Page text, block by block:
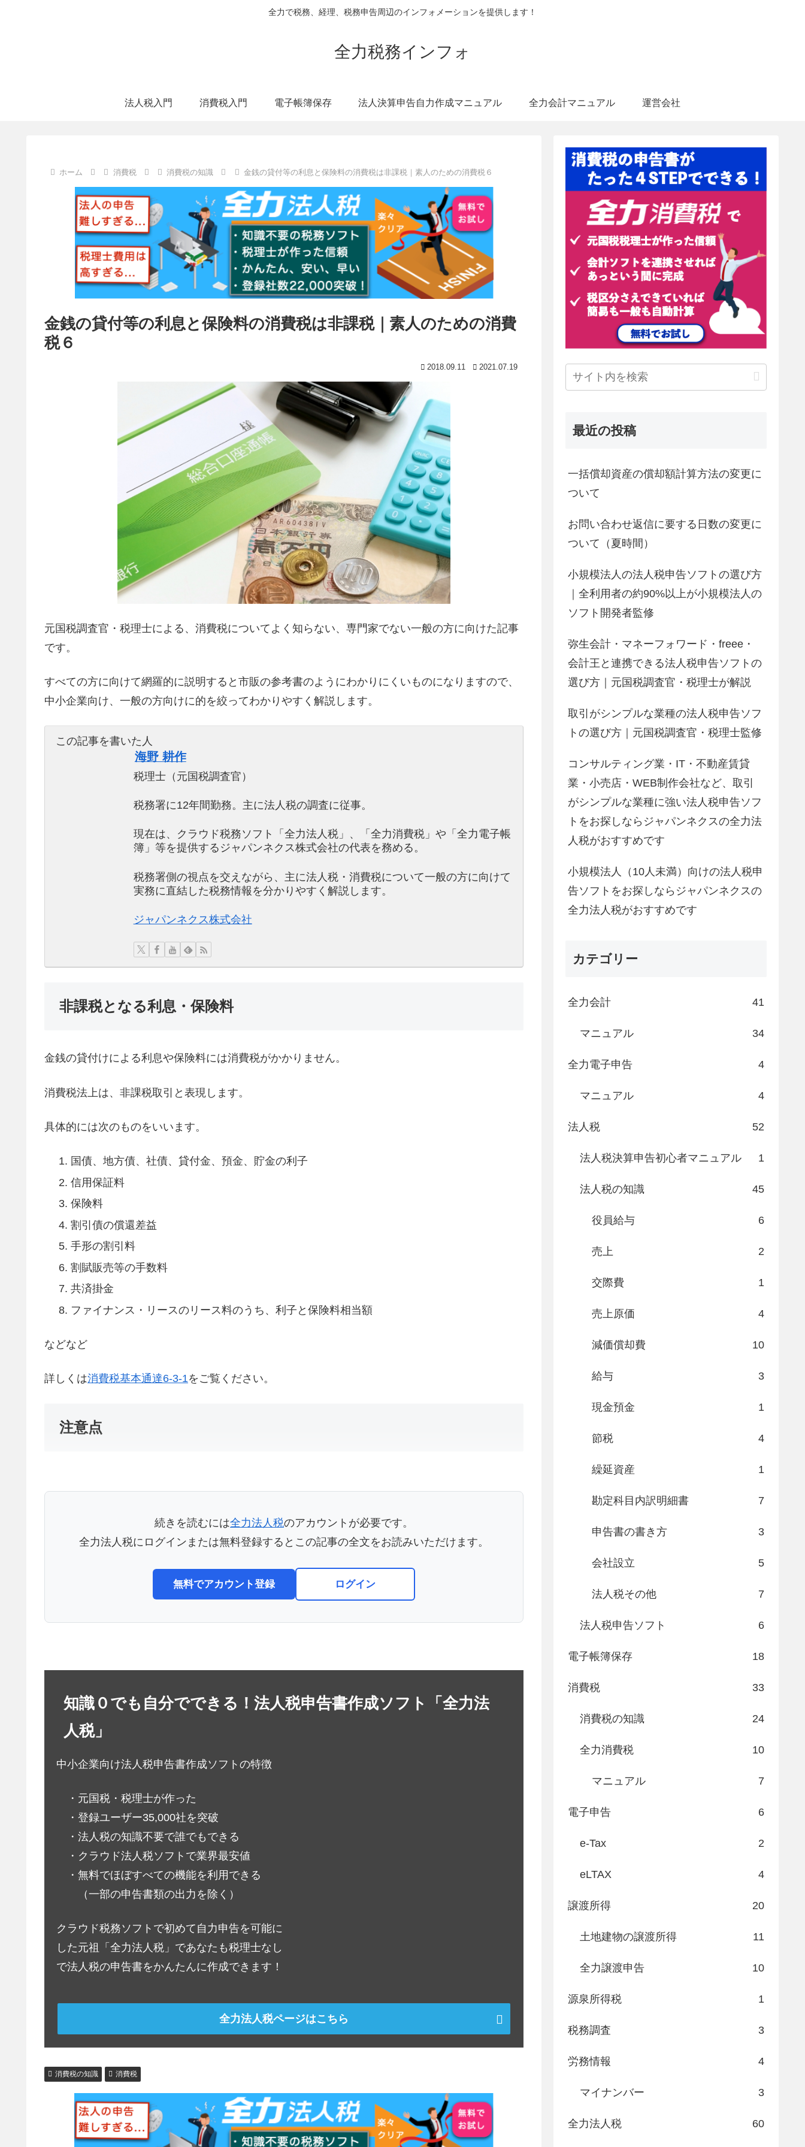
全力で税務、経理、税務申告周辺のインフォメーションを提供します！
全力税務インフォ
法人税入門 消費税入門 電子帳簿保存 法人決算申告自力作成マニュアル 全力会計マニュアル 運営会社
ホーム 消費税 消費税の知識 金銭の貸付等の利息と保険料の消費税は非課税｜素人のための消費税６
金銭の貸付等の利息と保険料の消費税は非課税｜素人のための消費
税６
2018.09.11 2021.07.19
元国税調査官・税理士による、消費税についてよく知らない、専門家でない一般の方に向けた記事
です。
すべての方に向けて網羅的に説明すると市販の参考書のようにわかりにくいものになりますので、
中小企業向け、一般の方向けに的を絞ってわかりやすく解説します。
この記事を書いた人
海野 耕作
税理士（元国税調査官）
税務署に12年間勤務。主に法人税の調査に従事。
現在は、クラウド税務ソフト「全力法人税」、「全力消費税」や「全力電子帳
簿」等を提供するジャパンネクス株式会社の代表を務める。
税務署側の視点を交えながら、主に法人税・消費税について一般の方に向けて
実務に直結した税務情報を分かりやすく解説します。
ジャパンネクス株式会社
非課税となる利息・保険料
金銭の貸付けによる利息や保険料には消費税がかかりません。
消費税法上は、非課税取引と表現します。
具体的には次のものをいいます。
国債、地方債、社債、貸付金、預金、貯金の利子
信用保証料
保険料
割引債の償還差益
手形の割引料
割賦販売等の手数料
共済掛金
ファイナンス・リースのリース料のうち、利子と保険料相当額
などなど
詳しくは消費税基本通達6-3-1をご覧ください。
注意点
続きを読むには全力法人税のアカウントが必要です。
全力法人税にログインまたは無料登録するとこの記事の全文をお読みいただけます。
無料でアカウント登録 ログイン
知識０でも自分でできる！法人税申告書作成ソフト「全力法
人税」
中小企業向け法人税申告書作成ソフトの特徴
・元国税・税理士が作った
・登録ユーザー35,000社を突破
・法人税の知識不要で誰でもできる
・クラウド法人税ソフトで業界最安値
・無料でほぼすべての機能を利用できる
（一部の申告書類の出力を除く）
クラウド税務ソフトで初めて自力申告を可能に
した元祖「全力法人税」であなたも税理士なし
で法人税の申告書をかんたんに作成できます！
全力法人税ページはこちら
消費税の知識 消費税
最近の投稿
一括償却資産の償却額計算方法の変更に
ついて
お問い合わせ返信に要する日数の変更に
ついて（夏時間）
小規模法人の法人税申告ソフトの選び方
｜全利用者の約90%以上が小規模法人の
ソフト開発者監修
弥生会計・マネーフォワード・freee・
会計王と連携できる法人税申告ソフトの
選び方｜元国税調査官・税理士が解説
取引がシンプルな業種の法人税申告ソフ
トの選び方｜元国税調査官・税理士監修
コンサルティング業・IT・不動産賃貸
業・小売店・WEB制作会社など、取引
がシンプルな業種に強い法人税申告ソフ
トをお探しならジャパンネクスの全力法
人税がおすすめです
小規模法人（10人未満）向けの法人税申
告ソフトをお探しならジャパンネクスの
全力法人税がおすすめです
カテゴリー
全力会計 41
マニュアル 34
全力電子申告 4
マニュアル 4
法人税 52
法人税決算申告初心者マニュアル 1
法人税の知識 45
役員給与 6
売上 2
交際費 1
売上原価 4
減価償却費 10
給与 3
現金預金 1
節税 4
繰延資産 1
勘定科目内訳明細書 7
申告書の書き方 3
会社設立 5
法人税その他 7
法人税申告ソフト 6
電子帳簿保存 18
消費税 33
消費税の知識 24
全力消費税 10
マニュアル 7
電子申告 6
e-Tax 2
eLTAX 4
譲渡所得 20
土地建物の譲渡所得 11
全力譲渡申告 10
源泉所得税 1
税務調査 3
労務情報 4
マイナンバー 3
全力法人税 60